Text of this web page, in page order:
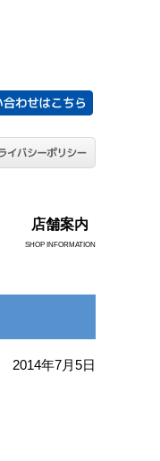
店舗案内
SHOP INFORMATION
2014年7月5日